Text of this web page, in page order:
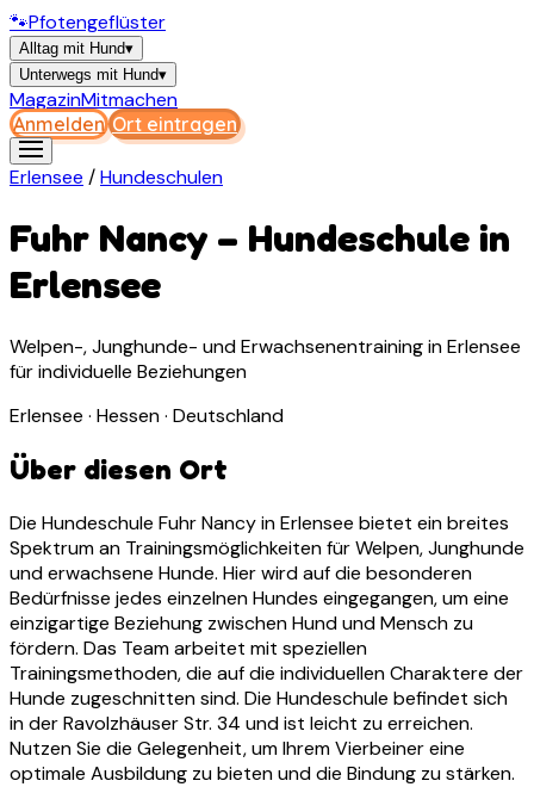
🐾Pfotengeflüster
Alltag mit Hund▾
Unterwegs mit Hund▾
MagazinMitmachen
Anmelden Ort eintragen
Erlensee /Hundeschulen
Fuhr Nancy – Hundeschule in
Erlensee
Welpen-, Junghunde- und Erwachsenentraining in Erlensee
für individuelle Beziehungen
Erlensee · Hessen · Deutschland
Über diesen Ort
Die Hundeschule Fuhr Nancy in Erlensee bietet ein breites
Spektrum an Trainingsmöglichkeiten für Welpen, Junghunde
und erwachsene Hunde. Hier wird auf die besonderen
Bedürfnisse jedes einzelnen Hundes eingegangen, um eine
einzigartige Beziehung zwischen Hund und Mensch zu
fördern. Das Team arbeitet mit speziellen
Trainingsmethoden, die auf die individuellen Charaktere der
Hunde zugeschnitten sind. Die Hundeschule befindet sich
in der Ravolzhäuser Str. 34 und ist leicht zu erreichen.
Nutzen Sie die Gelegenheit, um Ihrem Vierbeiner eine
optimale Ausbildung zu bieten und die Bindung zu stärken.